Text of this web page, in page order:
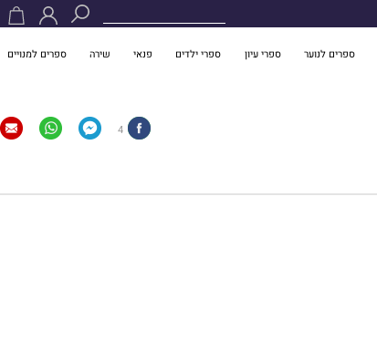
ספרים לנוער ספרי עיון ספרי ילדים פנאי שירה ספרים למנויים
4